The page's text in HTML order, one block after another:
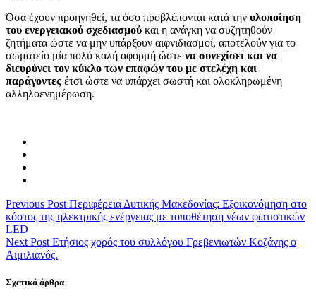
Όσα έχουν προηγηθεί, τα όσο προβλέπονται κατά την υλοποίηση
του ενεργειακού σχεδιασμού και η ανάγκη να συζητηθούν
ζητήματα ώστε να μην υπάρξουν αιφνιδιασμοί, αποτελούν για το
σωματείο μία πολύ καλή αφορμή ώστε να συνεχίσει και να
διευρύνει τον κύκλο των επαφών του με στελέχη και
παράγοντες έτσι ώστε να υπάρχει σωστή και ολοκληρωμένη
αλληλοενημέρωση.
Previous Post Περιφέρεια Δυτικής Μακεδονίας: Εξοικονόμηση στο
κόστος της ηλεκτρικής ενέργειας με τοποθέτηση νέων φωτιστικών
LED
Next Post Ετήσιος χορός του συλλόγου Γρεβενιωτών Κοζάνης ο
Αιμιλιανός.
Σχετικά άρθρα